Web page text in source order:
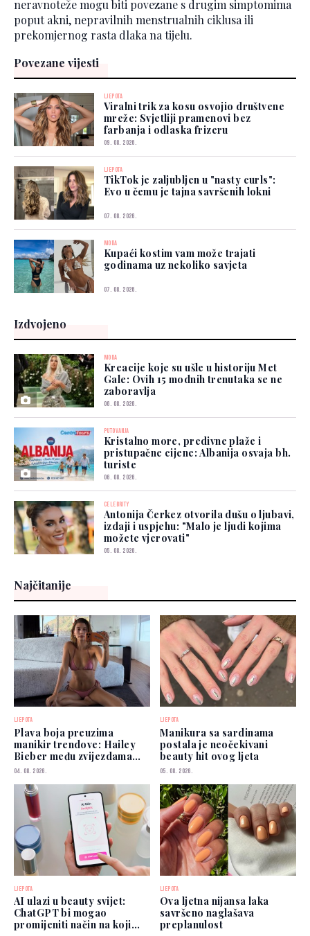
neravnoteže mogu biti povezane s drugim simptomima
poput akni, nepravilnih menstrualnih ciklusa ili
prekomjernog rasta dlaka na tijelu.
Povezane vijesti
LJEPOTA
Viralni trik za kosu osvojio društvene
mreže: Svjetliji pramenovi bez
farbanja i odlaska frizeru
09. 08. 2026.
LJEPOTA
TikTok je zaljubljen u "nasty curls":
Evo u čemu je tajna savršenih lokni
07. 08. 2026.
MODA
Kupaći kostim vam može trajati
godinama uz nekoliko savjeta
07. 08. 2026.
Izdvojeno
MODA
Kreacije koje su ušle u historiju Met
Gale: Ovih 15 modnih trenutaka se ne
zaboravlja
06. 08. 2026.
PUTOVANJA
Kristalno more, predivne plaže i
pristupačne cijene: Albanija osvaja bh.
turiste
06. 08. 2026.
CELEBRITY
Antonija Čerkez otvorila dušu o ljubavi,
izdaji i uspjehu: "Malo je ljudi kojima
možete vjerovati"
05. 08. 2026.
Najčitanije
LJEPOTA
Plava boja preuzima
manikir trendove: Hailey
Bieber među zvijezdama
koje je već nose
04. 08. 2026.
LJEPOTA
Manikura sa sardinama
postala je neočekivani
beauty hit ovog ljeta
05. 08. 2026.
LJEPOTA
AI ulazi u beauty svijet:
ChatGPT bi mogao
promijeniti način na koji
LJEPOTA
Ova ljetna nijansa laka
savršeno naglašava
preplanulost